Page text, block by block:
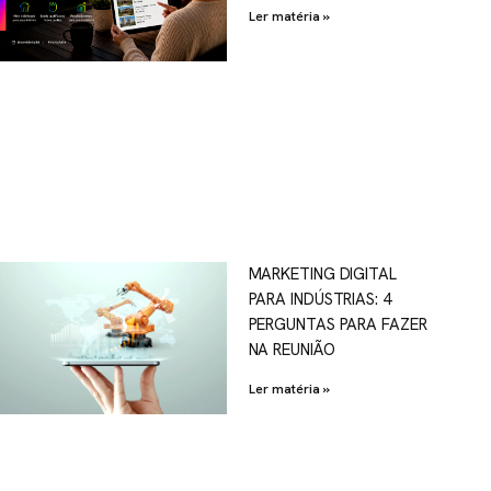
Ler matéria »
MARKETING DIGITAL
PARA INDÚSTRIAS: 4
PERGUNTAS PARA FAZER
NA REUNIÃO
Ler matéria »